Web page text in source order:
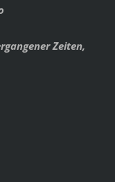
Zeiten,